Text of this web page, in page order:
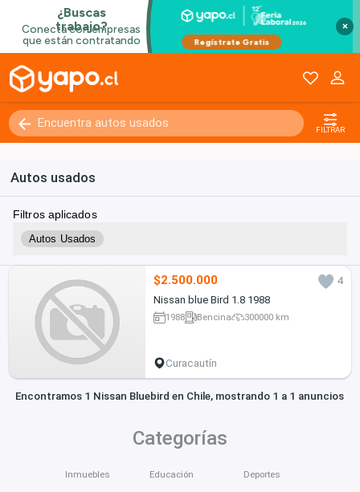
×
FILTRAR
Autos usados
Filtros aplicados
Autos Usados
$2.500.000
4
Nissan blue Bird 1.8 1988
1988 Bencina 300000 km
Curacautín
Encontramos 1 Nissan Bluebird en Chile, mostrando 1 a 1 anuncios
Categorías
Inmuebles Educación Deportes
Kilómetros 0 - 250000+